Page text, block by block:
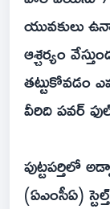
యువకులు
ఆశ్చర్యం
తట్టుకోవడం
వీరిది పవర్
పుట్టపర్తిలో
(ఏఎంసీఏ)